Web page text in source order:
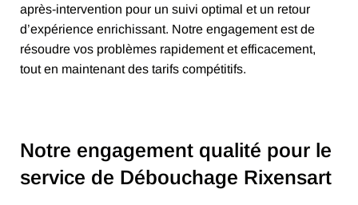
après-intervention pour un suivi optimal et un retour
d’expérience enrichissant. Notre engagement est de
résoudre vos problèmes rapidement et efficacement,
tout en maintenant des tarifs compétitifs.
Notre engagement qualité pour le
service de Débouchage Rixensart